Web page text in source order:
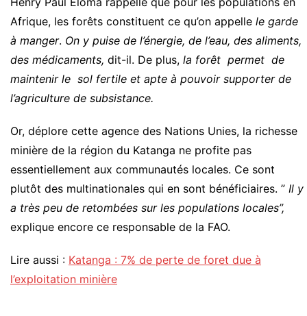
Afrique, les forêts constituent ce qu’on appelle le garde
à manger. On y puise de l’énergie, de l’eau, des aliments,
des médicaments, dit-il. De plus, la forêt permet de
maintenir le sol fertile et apte à pouvoir supporter de
l’agriculture de subsistance.
Or, déplore cette agence des Nations Unies, la richesse
minière de la région du Katanga ne profite pas
essentiellement aux communautés locales. Ce sont
plutôt des multinationales qui en sont bénéficiaires. ” Il y
a très peu de retombées sur les populations locales”,
explique encore ce responsable de la FAO.
Lire aussi : Katanga : 7% de perte de foret due à
l’exploitation minière